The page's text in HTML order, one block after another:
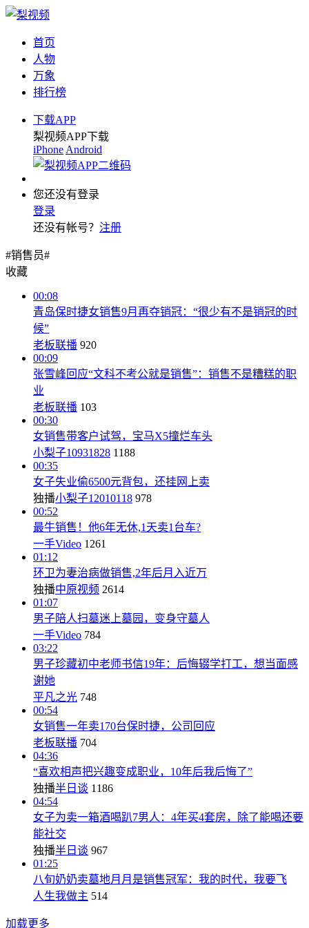
首页
人物
万象
排行榜
下载APP
梨视频APP下载
iPhone Android
您还没有登录
登录
还没有帐号？ 注册
#销售员#
收藏
00:08
青岛保时捷女销售9月再夺销冠：“很少有不是销冠的时
候”
老板联播 920
00:09
张雪峰回应“文科不考公就是销售”：销售不是糟糕的职
业
老板联播 103
00:30
女销售带客户试驾，宝马X5撞烂车头
小梨子10931828 1188
00:35
女子失业偷6500元背包，还挂网上卖
独播小梨子12010118 978
00:52
最牛销售！他6年无休,1天卖1台车?
一手Video 1261
01:12
环卫为妻治病做销售,2年后月入近万
独播中原视频 2614
01:07
男子陪人扫墓迷上墓园，变身守墓人
一手Video 784
03:22
男子珍藏初中老师书信19年：后悔辍学打工，想当面感
谢她
平凡之光 748
00:54
女销售一年卖170台保时捷，公司回应
老板联播 704
04:36
“喜欢相声把兴趣变成职业，10年后我后悔了”
独播半日谈 1186
04:54
女子为卖一箱酒喝趴7男人：4年买4套房，除了能喝还要
能社交
独播半日谈 967
01:25
八旬奶奶卖墓地月月是销售冠军：我的时代，我要飞
人生我做主 514
加载更多